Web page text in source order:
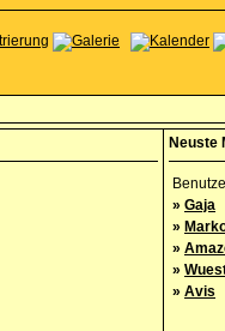
Neuste
» Gaja
»
»
»
» Avis